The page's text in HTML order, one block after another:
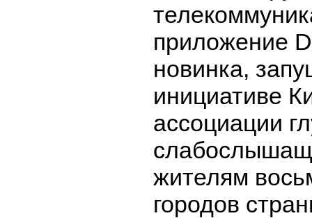
приложение
новинка,
инициативе
ассоциации
жителям
городов